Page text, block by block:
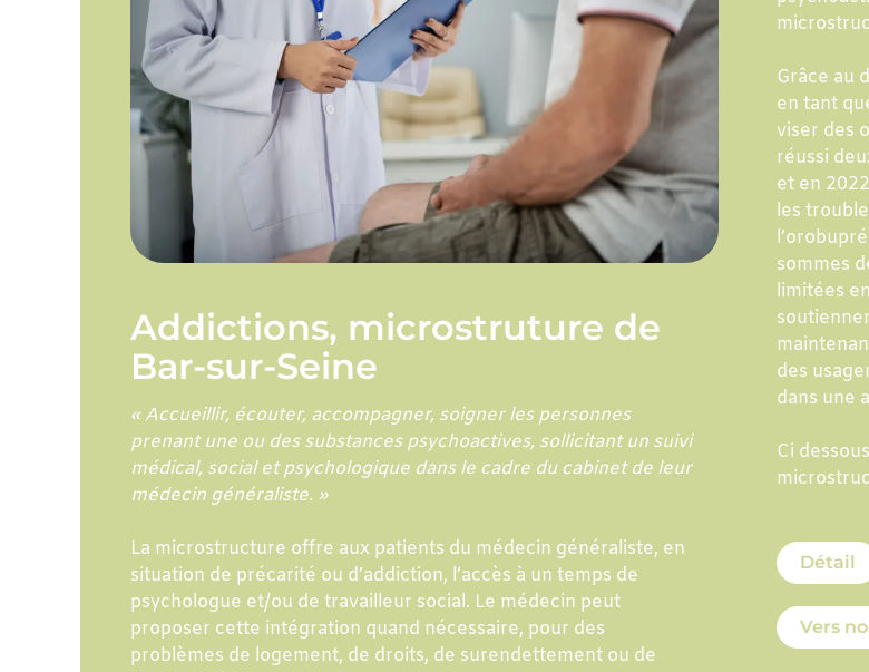
Addictions, microstruture de
Bar-sur-Seine
« Accueillir, écouter, accompagner, soigner les personnes
prenant une ou des substances psychoactives, sollicitant un suivi
médical, social et psychologique dans le cadre du cabinet de leur
médecin généraliste. »
La microstructure offre aux patients du médecin généraliste, en
situation de précarité ou d’addiction, l’accès à un temps de
psychologue et/ou de travailleur social. Le médecin peut
proposer cette intégration quand nécessaire, pour des
problèmes de logement, de droits, de surendettement ou de
Grâce au
en tant
viser des
réussi
et en
les
sommes
limitées
des
dans une
Ci
Détail
Vers